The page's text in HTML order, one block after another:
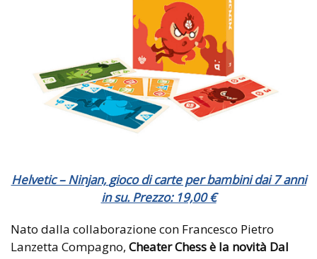
Helvetic – Ninjan,gioco di carte per bambini dai 7 anni
in su. Prezzo: 19,00 €
Nato dalla collaborazione con Francesco Pietro
Lanzetta Compagno, Cheater Chess è la novità Dal